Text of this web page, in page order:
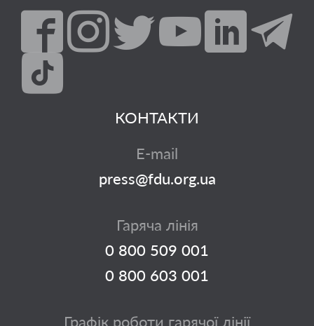
КОНТАКТИ
E-mail
press@fdu.org.ua
Гаряча лінія
0 800 509 001
0 800 603 001
Графік роботи гарячої лінії